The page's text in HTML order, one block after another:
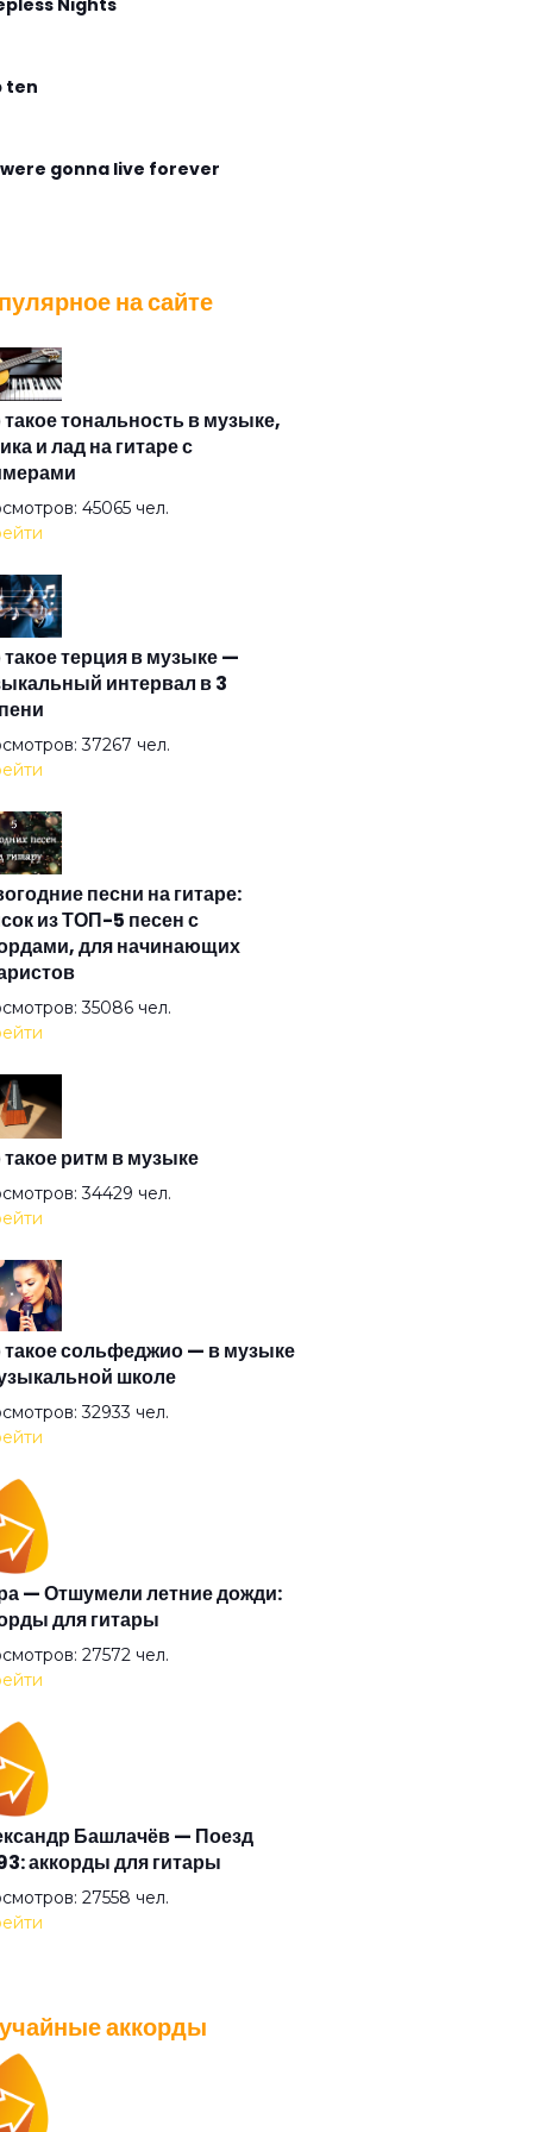
Nights
ten
gonna live forever
душа
на свече
ясный
(2008)
прочь
выси
друг
танец
на сайте
тональность в музыке,
и лад на гитаре с
45065 чел.
такое терция в музыке —
интервал в 3
37267 чел.
песни на гитаре:
из ТОП-5 песен с
для начинающих
35086 чел.
такое ритм в музыке
34429 чел.
такое сольфеджио — в музыке
школе
32933 чел.
— Отшумели летние дожди:
для гитары
27572 чел.
Башлачёв — Поезд
аккорды для гитары
27558 чел.
— Плохо танцевать: аккорды
аккорды